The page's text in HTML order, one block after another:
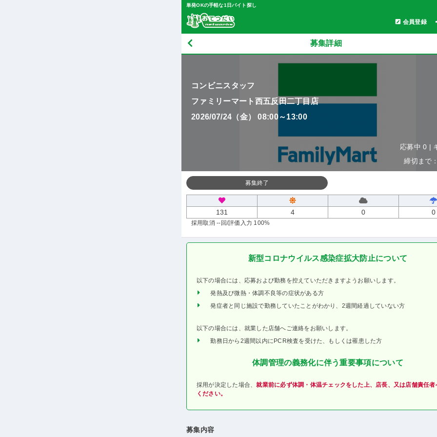
単発OKの手軽な1日バイト探し
会員登録
募集詳細
コンビニスタッフ
ファミリーマート西五反田二丁目店
2026/07/24（金） 08:00～13:00
応募中 0 |
締切まで
募集終了
131 4 0 0
採用取消 --回/評価入力 100%
新型コロナウイルス感染症拡大防止について
以下の場合には、応募および勤務を控えていただきますようお願いします。
発熱及び微熱・体調不良等の症状がある方
発症者と同じ施設で勤務していたことがわかり、2週間経過していない方
以下の場合には、就業した店舗へご連絡をお願いします。
勤務日から2週間以内にPCR検査を受けた、もしくは罹患した方
体調管理の義務化に伴う重要事項について
採用が決定した場合、就業前に必ず体調・体温チェックをした上、店長、又は店舗責任者
ください。
募集内容